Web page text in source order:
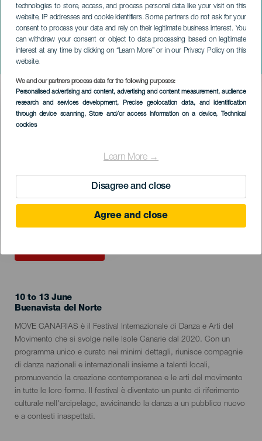
technologies to store, access, and process personal data like your visit on this
website, IP addresses and cookie identifiers. Some partners do not ask for your
consent to process your data and rely on their legitimate business interest. You
can withdraw your consent or object to data processing based on legitimate
interest at any time by clicking on “Learn More” or in our Privacy Policy on this
website.
We and our partners process data for the following purposes:
Personalised advertising and content, advertising and content measurement, audience
research and services development, Precise geolocation data, and identification
through device scanning, Store and/or access information on a device, Technical
cookies
Learn More →
Disagree and close
Agree and close
MOVE CANARIAS
TENERIFE
Imagen
Listado
10 to 13 June
Localidad
Buenavista del Norte
Descripción
del
evento
MOVE CANARIAS è il Festival Internazionale di Danza e Arti del
Movimento che si svolge nelle Isole Canarie dal 2020. Con un
programma unico e curato nei minimi dettagli, riunisce compagnie
di danza nazionali e internazionali insieme a talenti locali,
promuovendo la creazione contemporanea e le arti del movimento
in tutte le loro forme. Il festival è diventato un punto di riferimento
culturale nell'arcipelago, avvicinando la danza a un pubblico nuovo
e a contesti inaspettati.